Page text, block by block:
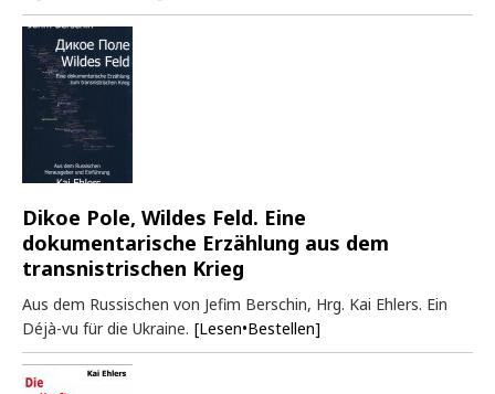
Dikoe Pole, Wildes Feld. Eine
dokumentarische Erzählung aus dem
transnistrischen Krieg
Aus dem Russischen von Jefim Berschin, Hrg. Kai Ehlers. Ein
Déjà-vu für die Ukraine. [Lesen•Bestellen]